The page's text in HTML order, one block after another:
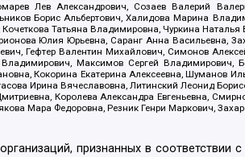
Лев Александрович, Созаев Валерий
Борис Альбертович, Халидова Марина
Татьяна Владимировна, Чуркина
Юлия Юрьевна, Саранг Анна Васильевна,
Гефтер Валентин Михайлович, Симонов
Максимов Сергей Владимирович,
Кокорина Екатерина Алексеевна, Шуманов
Ирина Вячеславовна, Литинский Леонид
Королева Александра Евгеньевна,
Мара Федоровна, Резник Генри Маркович,
признанных в соответствии